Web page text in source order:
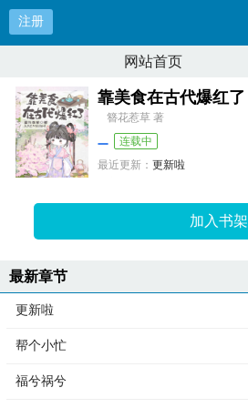
注册
网站首页
靠美食在古代爆红了
簪花惹草 著
连载中
最近更新： 更新啦
加入书架
最新章节
更新啦
帮个小忙
福兮祸兮